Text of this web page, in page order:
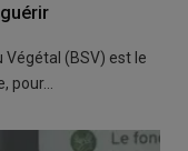
Végétal (BSV) est le
pour…